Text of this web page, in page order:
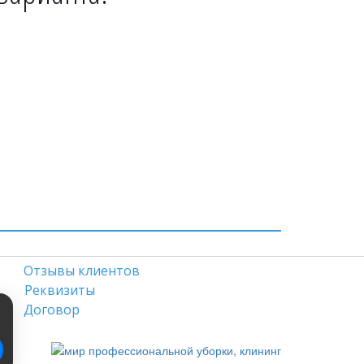
Отзывы клиентов
Реквизиты
Договор